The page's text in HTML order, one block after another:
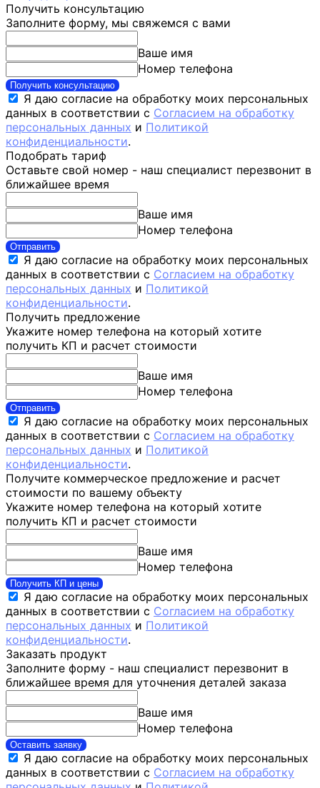
Получить консультацию
Заполните форму, мы свяжемся с вами
Ваше имя
Номер телефона
Получить консультацию
Я даю согласие на обработку моих персональных
данных в соответствии с Согласием на обработку
персональных данных и Политикой
конфиденциальности.
Подобрать тариф
Оставьте свой номер - наш специалист перезвонит в
ближайшее время
Ваше имя
Номер телефона
Отправить
Я даю согласие на обработку моих персональных
данных в соответствии с Согласием на обработку
персональных данных и Политикой
конфиденциальности.
Получить предложение
Укажите номер телефона на который хотите
получить КП и расчет стоимости
Ваше имя
Номер телефона
Отправить
Я даю согласие на обработку моих персональных
данных в соответствии с Согласием на обработку
персональных данных и Политикой
конфиденциальности.
Получите коммерческое предложение и расчет
стоимости по вашему объекту
Укажите номер телефона на который хотите
получить КП и расчет стоимости
Ваше имя
Номер телефона
Получить КП и цены
Я даю согласие на обработку моих персональных
данных в соответствии с Согласием на обработку
персональных данных и Политикой
конфиденциальности.
Заказать продукт
Заполните форму - наш специалист перезвонит в
ближайшее время для уточнения деталей заказа
Ваше имя
Номер телефона
Оставить заявку
Я даю согласие на обработку моих персональных
данных в соответствии с Согласием на обработку